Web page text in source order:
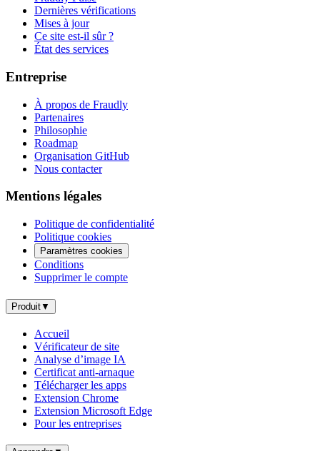
Dernières vérifications
Mises à jour
Ce site est-il sûr ?
État des services
Entreprise
À propos de Fraudly
Partenaires
Philosophie
Roadmap
Organisation GitHub
Nous contacter
Mentions légales
Politique de confidentialité
Politique cookies
Paramètres cookies
Conditions
Supprimer le compte
Produit▼
Accueil
Vérificateur de site
Analyse d’image IA
Certificat anti-arnaque
Télécharger les apps
Extension Chrome
Extension Microsoft Edge
Pour les entreprises